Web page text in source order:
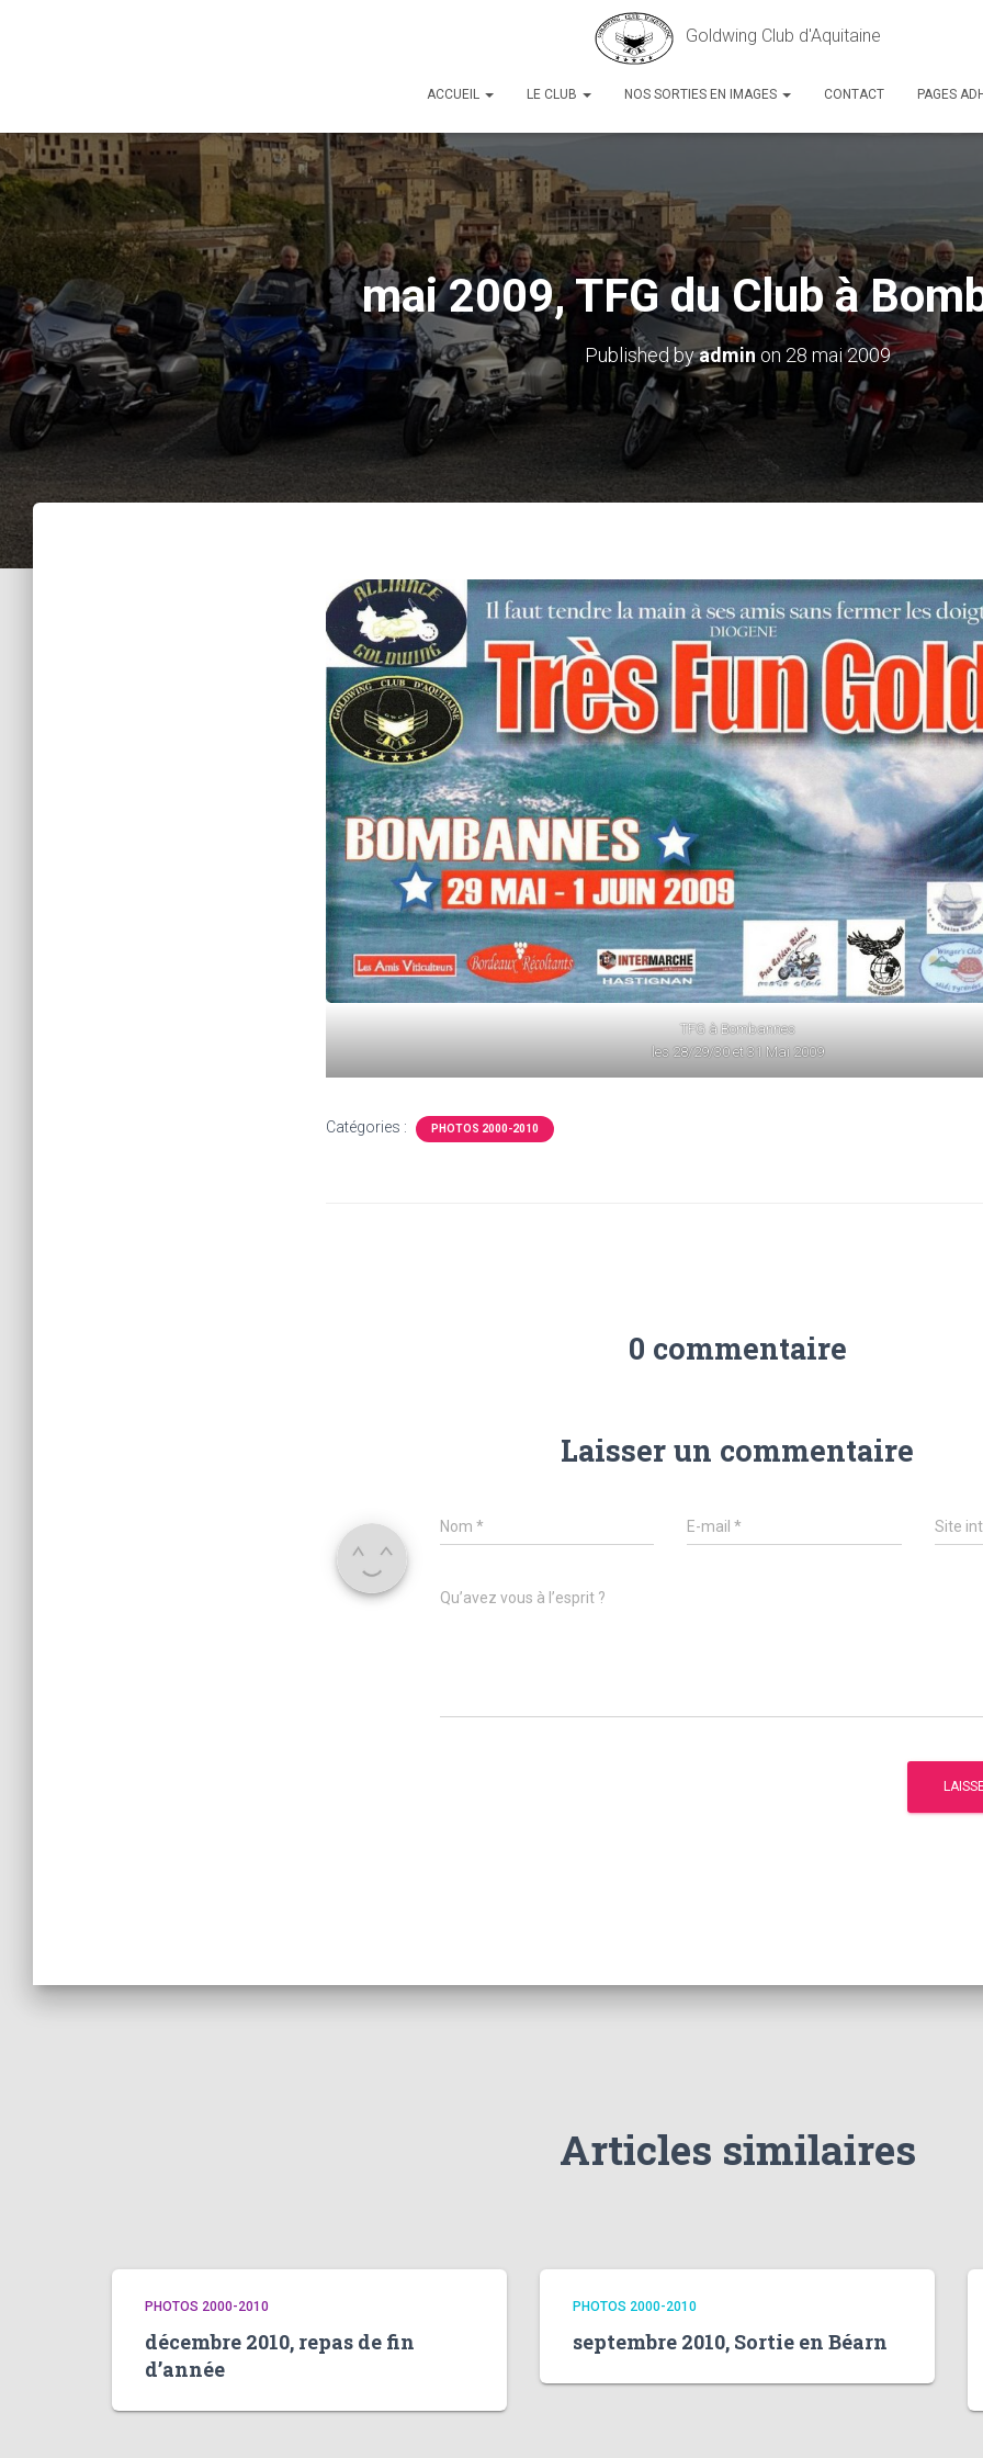
Goldwing Club d'Aquitaine
ACCUEIL LE CLUB NOS SORTIES EN IMAGES CONTACT PAGES
mai 2009, TFG du Club à
Published byadmin on 28 mai 2009
TFG à Bombannes
les 28/29/30 et 31 Mai 2009
Catégories : PHOTOS 2000-2010
0 commentaire
Laisser un commentaire
Nom * E-mail* Site
Qu’avez vous à l’esprit ?
Articles similaires
PHOTOS 2000-2010
décembre 2010, repas de fin
d’année
PHOTOS 2000-2010
septembre 2010, Sortie en Béarn